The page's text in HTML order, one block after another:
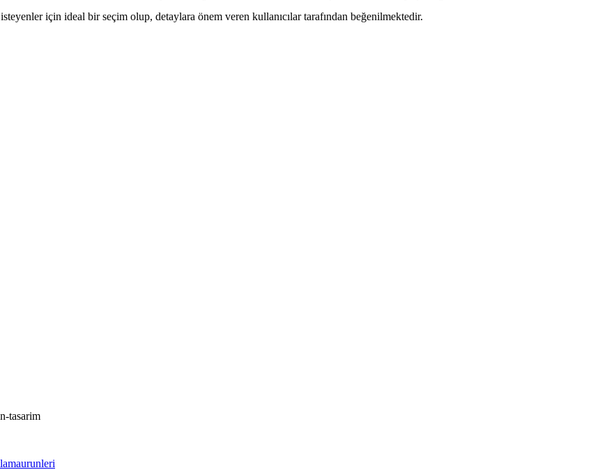
için ideal bir seçim olup, detaylara önem veren kullanıcılar tarafından beğenilmektedir.
tasarim